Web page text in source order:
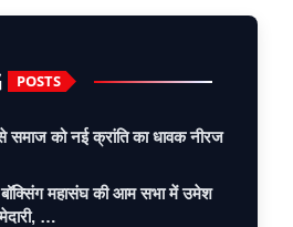
POSTS
समाज को नई क्रांति का धावक नीरज
बॉक्सिंग महासंघ की आम सभा में उमेश
…